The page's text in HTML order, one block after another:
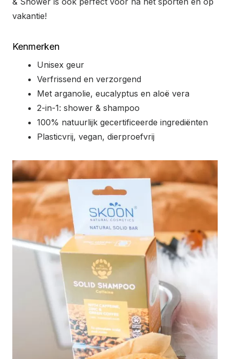
vakantie!
Kenmerken
Unisex geur
Verfrissend en verzorgend
Met arganolie, eucalyptus en aloë vera
2-in-1: shower & shampoo
100% natuurlijk gecertificeerde ingrediënten
Plasticvrij, vegan, dierproefvrij